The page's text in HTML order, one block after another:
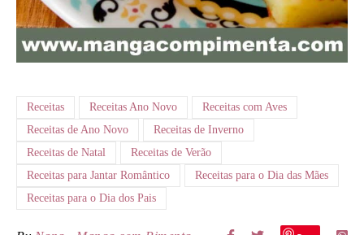
Receitas Receitas Ano Novo
Receitas com Aves
Receitas de Ano Novo
Receitas de Inverno
Receitas de Natal
Receitas de Verão
Receitas para Jantar Romântico
Receitas para o Dia das Mães
Receitas para o Dia dos Pais